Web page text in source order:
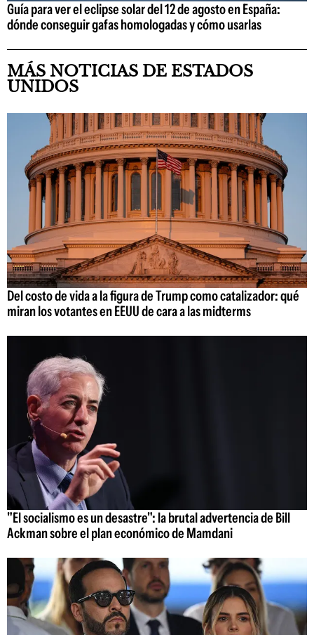
Guía para ver el eclipse solar del 12 de agosto en España:
dónde conseguir gafas homologadas y cómo usarlas
MÁS NOTICIAS DE ESTADOS
UNIDOS
Del costo de vida a la figura de Trump como catalizador: qué
miran los votantes en EEUU de cara a las midterms
"El socialismo es un desastre": la brutal advertencia de Bill
Ackman sobre el plan económico de Mamdani